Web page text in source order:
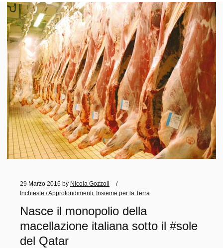
29 Marzo 2016 by Nicola Gozzoli
Inchieste / Approfondimenti
Insieme per la Terra
Nasce il monopolio della
macellazione italiana sotto il #sole
del Qatar